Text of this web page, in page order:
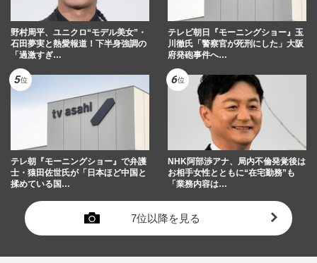
野村周平、ユニクロ“モデル美女”・
石田夢実と熱愛報道！下半身強調の
「過激すぎ…
テレビ朝日『モーニングショー』玉
川徹氏「警察官が死刑にした」大阪
府発砲事件へ…
テレ朝『モーニングショー』で弁護
士・猿田佐世氏が「日本ほど中国と
揉めている国…
NHK阿部渉アナ、局内不倫発覚後は
お相手女性とともに“在宅勤務”も
「業務内容は…
7位以降を見る